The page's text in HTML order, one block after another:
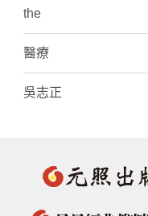
the
醫療
吳志正